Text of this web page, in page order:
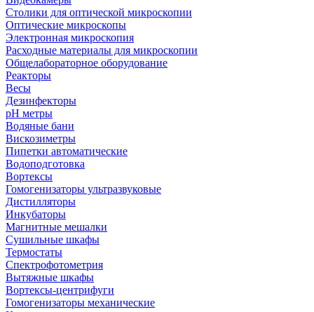
Столики для оптической микроскопии
Оптические микроскопы
Электронная микроскопия
Расходные материалы для микроскопии
Общелабораторное оборудование
Реакторы
Весы
Дезинфекторы
рН метры
Водяные бани
Вискозиметры
Пипетки автоматические
Водоподготовка
Вортексы
Гомогенизаторы ультразвуковые
Дистилляторы
Инкубаторы
Магнитные мешалки
Сушильные шкафы
Термостаты
Спектрофотометрия
Вытяжные шкафы
Вортексы-центрифуги
Гомогенизаторы механические